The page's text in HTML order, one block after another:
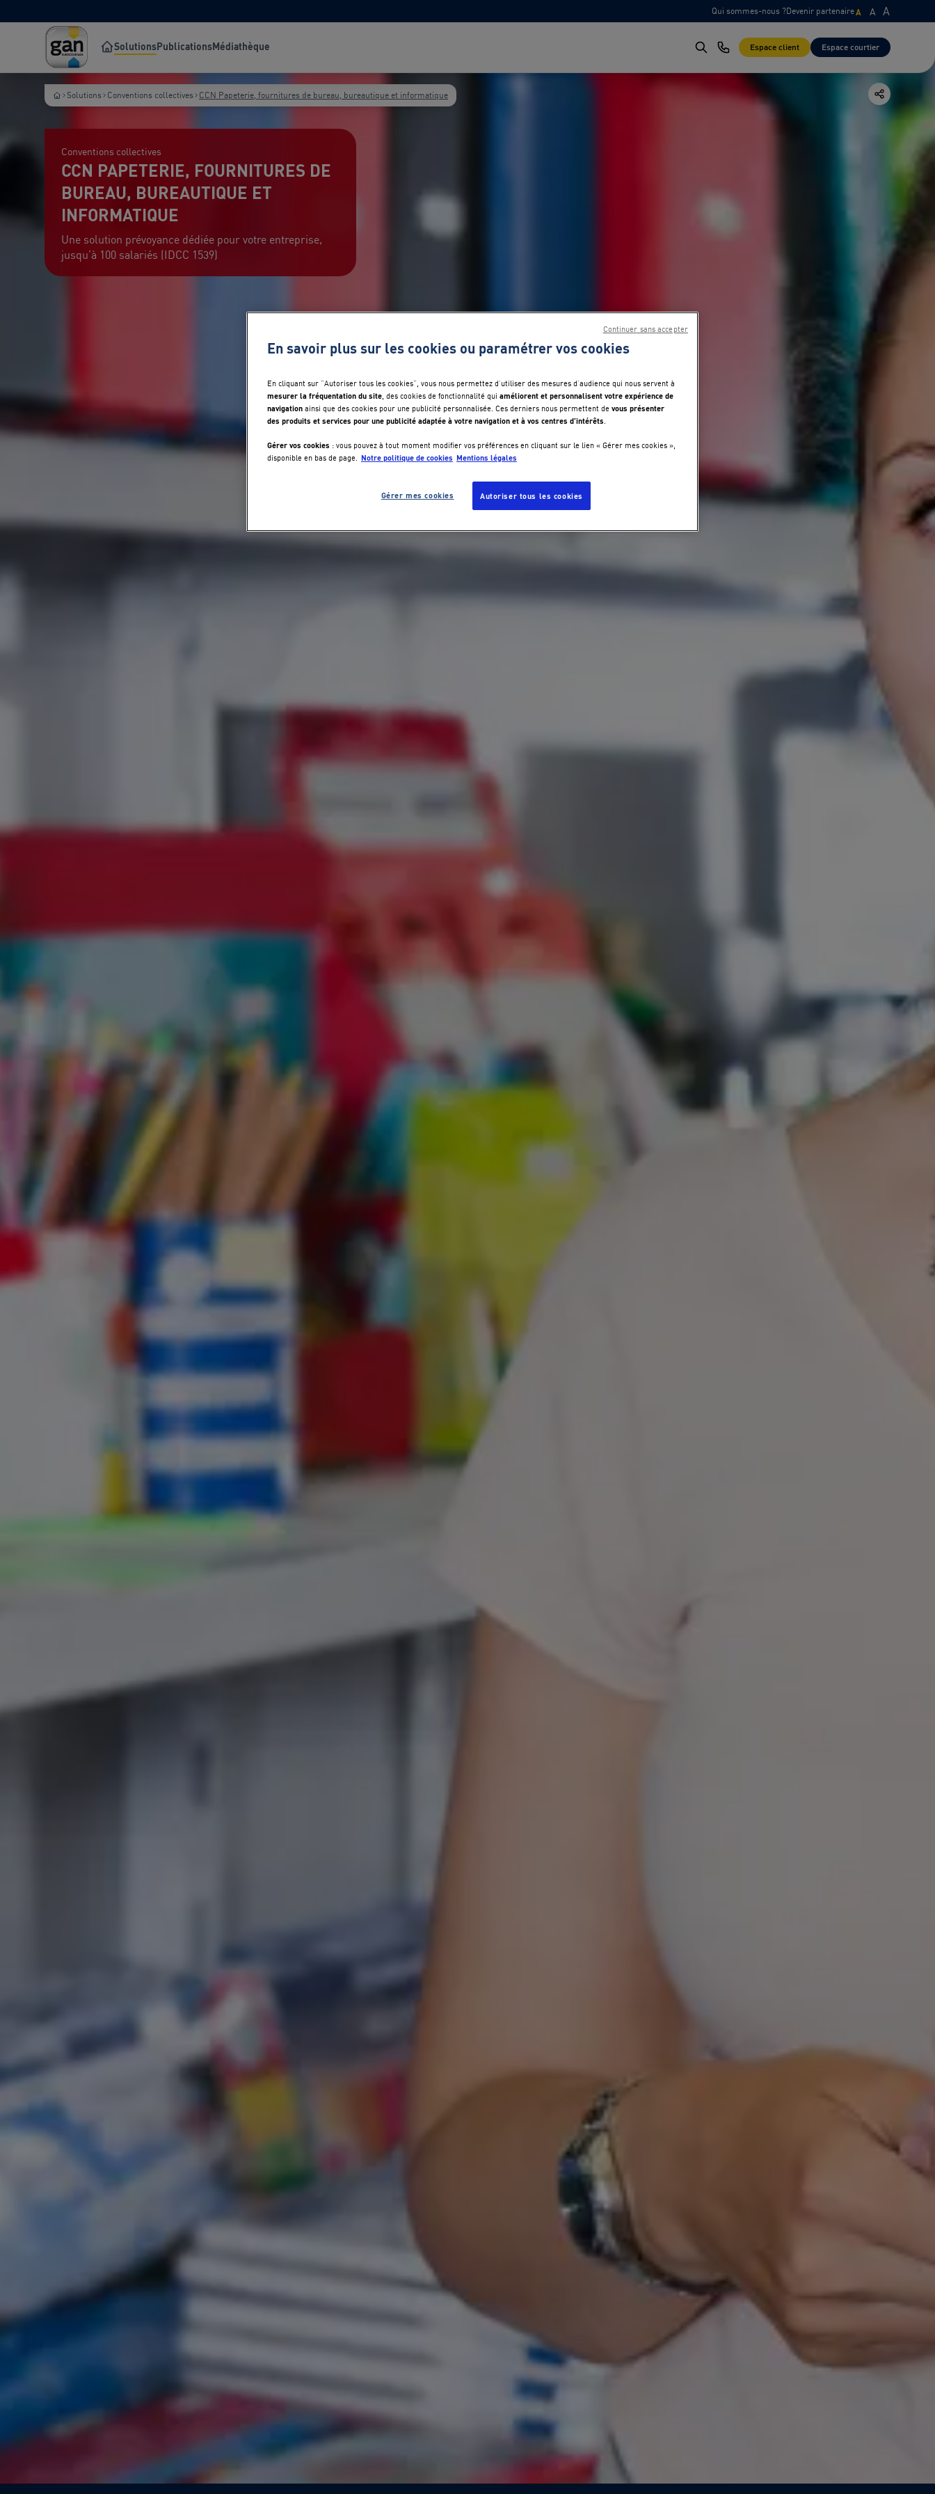
Qui sommes-nous ?Devenir partenaireA A A
SolutionsPublicationsMédiathèque Espace client Espace courtier
Solutions Conventions collectives CCN Papeterie, fournitures de bureau, bureautique et informatique
Conventions collectives
CCN PAPETERIE, FOURNITURES DE
BUREAU, BUREAUTIQUE ET
INFORMATIQUE
Une solution prévoyance dédiée pour votre entreprise,
jusqu’à 100 salariés (IDCC 1539)
En savoir plus sur les cookies ou paramétrer vos cookies
En cliquant sur "Autoriser tous les cookies", vous nous permettez d’utiliser des mesures d’audience qui nous servent à
mesurer la fréquentation du site, des cookies de fonctionnalité qui améliorent et personnalisent votre expérience de
navigation ainsi que des cookies pour une publicité personnalisée. Ces derniers nous permettent de vous présenter
des produits et services pour une publicité adaptée à votre navigation et à vos centres d’intérêts.
Gérer vos cookies : vous pouvez à tout moment modifier vos préférences en cliquant sur le lien « Gérer mes cookies »,
disponible en bas de page. Notre politique de cookies Mentions légales
Gérer mes cookies Autoriser tous les cookies
Continuer sans accepter